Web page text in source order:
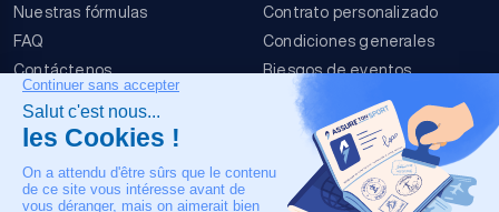
Nuestras fórmulas
FAQ
Contáctenos
Contrato personalizado
Condiciones generales
Riesgos de eventos
Menciones legales
NUESTRO CONTACTO